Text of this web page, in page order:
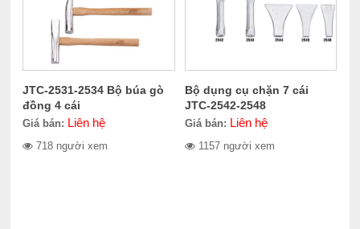
JTC-2531-2534 Bộ búa gò
đồng 4 cái
Giá bán: Liên hệ
718 người xem
Bộ dụng cụ chặn 7 cái
JTC-2542-2548
Giá bán: Liên hệ
1157 người xem